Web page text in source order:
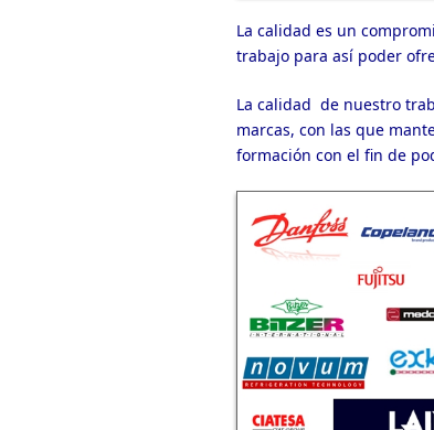
La calidad es un
trabajo para así poder
La calidad de nuestro
marcas, con las que
formación con el fin de